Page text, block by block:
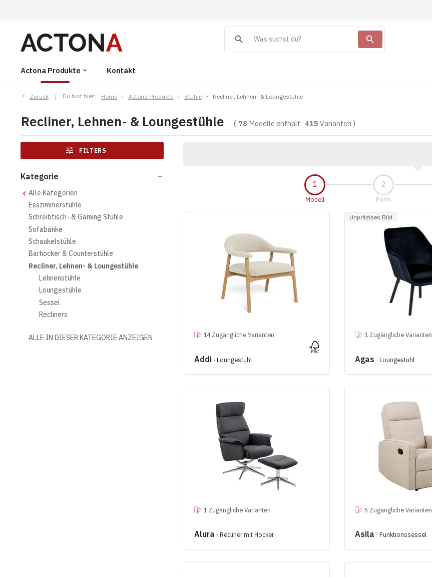
Actona Produkte keyboard_arrow_down Kontakt
search search
Zurück Du bist hier: Home Actona Produkte Stühle Recliner, Lehnen- & Loungestühle
Recliner, Lehnen- & Loungestühle 78 Modelle enthält415 Varianten
tune FILTERS
Kategorie remove
Alle Kategorien
Esszimmerstühle
Schreibtisch- & Gaming Stühle
Sofabänke
Schaukelstühle
Barhocker & Counterstühle
Recliner, Lehnen- & Loungestühle
Lehnenstühle
Loungestühle
Sessel
Recliners
ALLE IN DIESER KATEGORIE ANZEIGEN
Modell Form
14 Zugängliche Varianten
Addi · Loungestuhl
Unpräzises Bild
1 Zugängliche Varianten
Agas · Loungestuhl
1 Zugängliche Varianten
Alura · Recliner mit Hocker
5 Zugängliche Varianten
Asila · Funktionssessel